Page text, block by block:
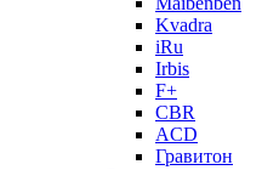
Kvadra
iRu
Irbis
F+
CBR
ACD
Гравитон